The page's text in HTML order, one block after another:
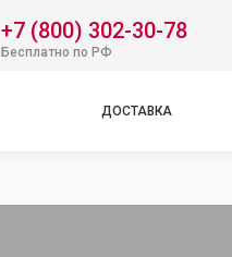
+7 (800) 302-30-78
Бесплатно по РФ
ДОСТАВКА